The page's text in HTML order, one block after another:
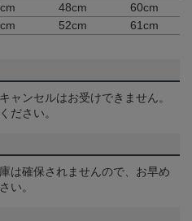
48cm
60cm
52cm 61cm
ャンセルはお受けできません。
ださい。
は確保されませんので、お早め
い。